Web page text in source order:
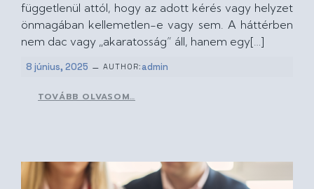
függetlenül attól, hogy az adott kérés vagy helyzet
önmagában kellemetlen-e vagy sem. A háttérben
nem dac vagy „akaratosság” áll, hanem egy[…]
8 június, 2025 – AUTHOR:admin
TOVÁBB OLVASOM…